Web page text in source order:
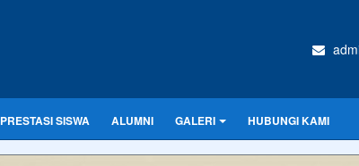
PRESTASI SISWA ALUMNI GALERI HUBUNGI KAMI